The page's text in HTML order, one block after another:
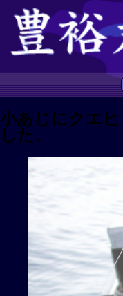
小あじにクエ
した、